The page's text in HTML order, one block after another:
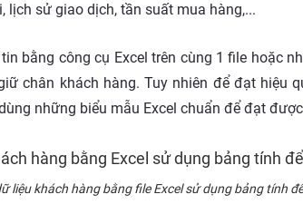
lịch sử giao dịch, tần suất mua hàng,...
bằng công cụ Excel trên cùng 1 file hoặc
chân khách hàng. Tuy nhiên để đạt
những biểu mẫu Excel chuẩn để đạt
liệu khách hàng bằng file Excel sử dụng bảng tính